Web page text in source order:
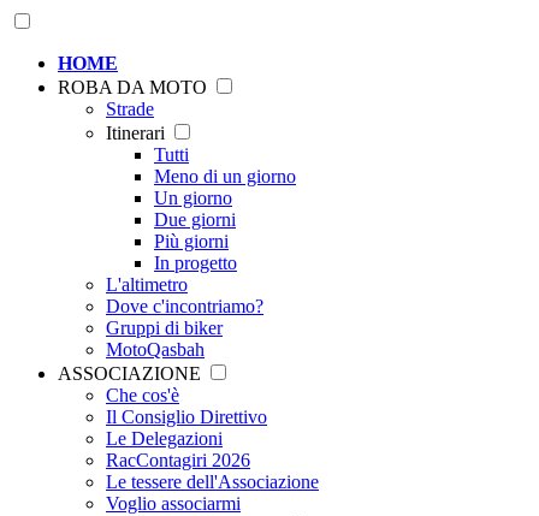
HOME
ROBA DA MOTO
Strade
Itinerari
Tutti
Meno di un giorno
Un giorno
Due giorni
Più giorni
In progetto
L'altimetro
Dove c'incontriamo?
Gruppi di biker
MotoQasbah
ASSOCIAZIONE
Che cos'è
Il Consiglio Direttivo
Le Delegazioni
RacContagiri 2026
Le tessere dell'Associazione
Voglio associarmi